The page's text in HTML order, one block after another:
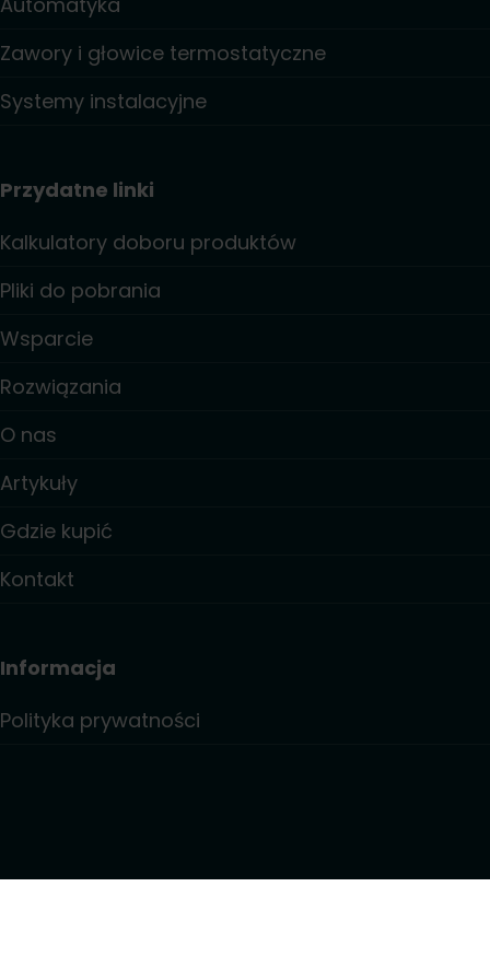
Zawory i głowice termostatyczne
Systemy instalacyjne
Przydatne linki
Kalkulatory doboru produktów
Pliki do pobrania
Wsparcie
Rozwiązania
O nas
Artykuły
Gdzie kupić
Kontakt
Informacja
Polityka prywatności